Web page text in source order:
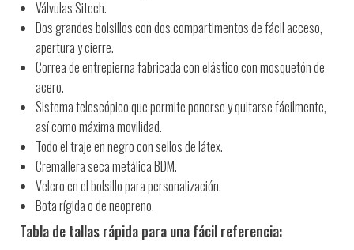
Válvulas Sitech.
Dos grandes bolsillos con dos compartimentos de fácil acceso,
apertura y cierre.
Correa de entrepierna fabricada con elástico con mosquetón de
acero.
Sistema telescópico que permite ponerse y quitarse fácilmente,
así como máxima movilidad.
Todo el traje en negro con sellos de látex.
Cremallera seca metálica BDM.
Velcro en el bolsillo para personalización.
Bota rígida o de neopreno.
Tabla de tallas rápida para una fácil referencia: